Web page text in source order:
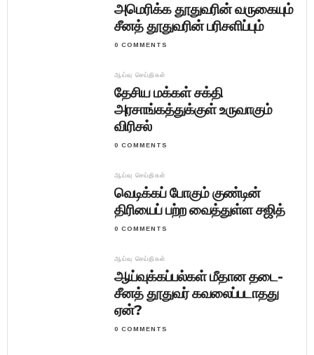
அமெரிக்க தூதுவரின் வருகையும்
சீனத் தூதுவரின் பரிசளிப்பும்
0 COMMENTS
ஆய்வு செய்திகள்
தேசிய மக்கள் சக்தி
அரசாங்கத்துக்குள் உருவாகும்
விரிசல்
0 COMMENTS
ஆய்வு செய்திகள்
வெடிக்கப் போகும் குண்டின்
திரியைப் பற்ற வைத்துள்ள சஜித்
0 COMMENTS
ஆய்வு செய்திகள்
ஆய்வுக்கப்பல்கள் மீதான தடை-
சீனத் தூதுவர் கவலைப்படாதது
ஏன்?
0 COMMENTS